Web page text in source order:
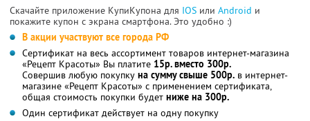
Скачайте приложение КупиКупона для IOS или Android и
покажите купон с экрана смартфона. Это удобно :)
В акции участвуют все города РФ
Сертификат на весь ассортимент товаров интернет-магазина
«Рецепт Красоты» Вы платите 15р. вместо 300р.
Совершив любую покупку на сумму свыше 500р. в интернет-
магазине «Рецепт Красоты» с применением сертификата,
общая стоимость покупки будет ниже на 300р.
Один сертификат действует на одну покупку